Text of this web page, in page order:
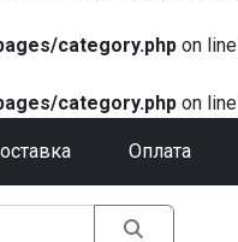
category.php on line
category.php on line
Оплата